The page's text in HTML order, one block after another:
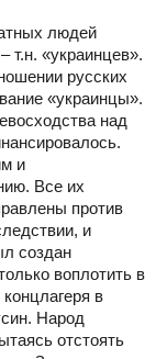
людей
т.н. «украинцев».
русских
«украинцы».
над
и
Все их
против
и
создан
воплотить в
в
Народ
отстоять